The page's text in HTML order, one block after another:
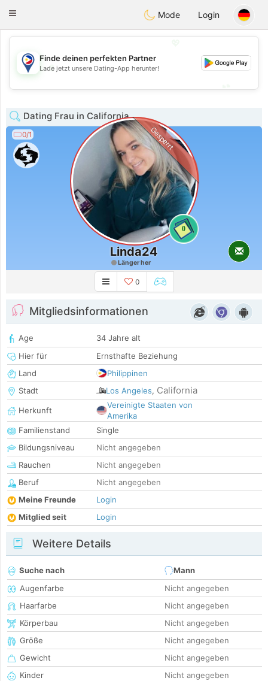
Philippines Chat
Toggle
Mode Login
💖
💕
Finde deinen perfekten Partner
Lade jetzt unsere Dating-App herunter!
Dating Frau in California
0/1
0
Gesperrt
Linda24
Länger her
0
Mitgliedsinformationen
Age
34 Jahre alt
Hier für
Ernsthafte Beziehung
Land
Philippinen
Stadt
Los Angeles, California
Herkunft
Vereinigte Staaten von
Amerika
Familienstand
Single
Bildungsniveau
Nicht angegeben
Rauchen
Nicht angegeben
Beruf
Nicht angegeben
Meine Freunde
Login
Mitglied seit
Login
Weitere Details
Suche nach
Mann
Augenfarbe
Nicht angegeben
Haarfarbe
Nicht angegeben
Körperbau
Nicht angegeben
Größe
Nicht angegeben
Gewicht
Nicht angegeben
Kinder
Nicht angegeben